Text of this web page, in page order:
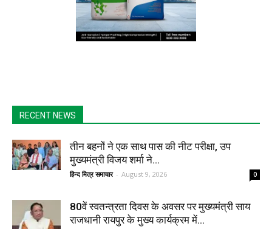
RECENT NEWS
तीन बहनों ने एक साथ पास की नीट परीक्षा, उप
मुख्यमंत्री विजय शर्मा ने...
हिन्द मित्र समाचार - August 9, 2026 0
80वें स्वतन्त्रता दिवस के अवसर पर मुख्यमंत्री साय
राजधानी रायपुर के मुख्य कार्यक्रम में...